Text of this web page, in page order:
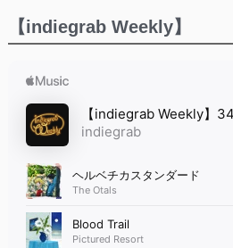
【indiegrab Weekly】